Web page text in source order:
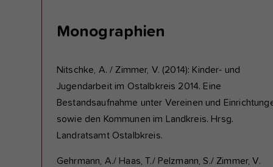
Monographien
Nitschke, A. / Zimmer, V. (2014): Kinder- und
Jugendarbeit im Ostalbkreis 2014. Eine
Bestandsaufnahme unter Vereinen und
sowie den Kommunen im Landkreis. Hrsg.
Landratsamt Ostalbkreis.
Gehrmann, A./ Haas, T./ Pelzmann, S./ Zimmer, V.